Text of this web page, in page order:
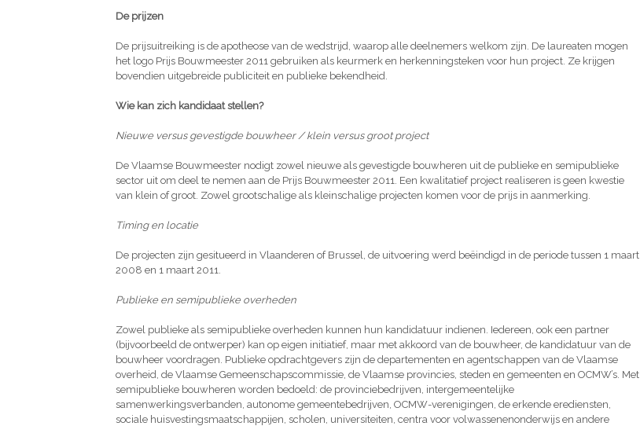
De prijzen
De prijsuitreiking is de apotheose van de wedstrijd, waarop alle deelnemers welkom zijn. De laureaten mogen
het logo Prijs Bouwmeester 2011 gebruiken als keurmerk en herkenningsteken voor hun project. Ze krijgen
bovendien uitgebreide publiciteit en publieke bekendheid.
Wie kan zich kandidaat stellen?
Nieuwe versus gevestigde bouwheer / klein versus groot project
De Vlaamse Bouwmeester nodigt zowel nieuwe als gevestigde bouwheren uit de publieke en semipublieke
sector uit om deel te nemen aan de Prijs Bouwmeester 2011. Een kwalitatief project realiseren is geen kwestie
van klein of groot. Zowel grootschalige als kleinschalige projecten komen voor de prijs in aanmerking.
Timing en locatie
De projecten zijn gesitueerd in Vlaanderen of Brussel, de uitvoering werd beëindigd in de periode tussen 1 maart
2008 en 1 maart 2011.
Publieke en semipublieke overheden
Zowel publieke als semipublieke overheden kunnen hun kandidatuur indienen. Iedereen, ook een partner
(bijvoorbeeld de ontwerper) kan op eigen initiatief, maar met akkoord van de bouwheer, de kandidatuur van de
bouwheer voordragen. Publieke opdrachtgevers zijn de departementen en agentschappen van de Vlaamse
overheid, de Vlaamse Gemeenschapscommissie, de Vlaamse provincies, steden en gemeenten en OCMW’s. Met
semipublieke bouwheren worden bedoeld: de provinciebedrijven, intergemeentelijke
samenwerkingsverbanden, autonome gemeentebedrijven, OCMW-verenigingen, de erkende erediensten,
sociale huisvestingsmaatschappijen, scholen, universiteiten, centra voor volwassenenonderwijs en andere